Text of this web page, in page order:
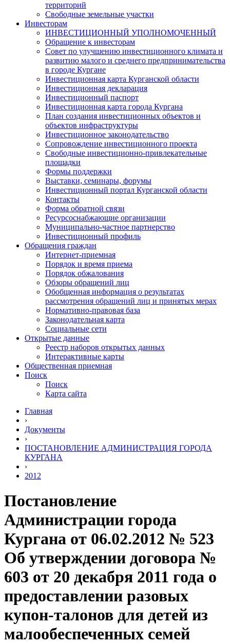
территорий
Свободные земельные участки
Инвесторам
ИНВЕСТИЦИОННЫЙ УПОЛНОМОЧЕННЫЙ
Обращение к инвесторам
Совет по улучшению инвестиционного климата и
развитию малого и среднего предпринимательства
в городе Кургане
Инвестиционная карта Курганской области
Инвестиционная декларация
Инвестиционный паспорт
Инвестиционная карта города Кургана
План создания инвестиционных объектов и
объектов инфраструктуры
Инвестиционное законодательство
Сопровождение инвестиционного проекта
Свободные инвестиционно-привлекательные
площадки
Формы поддержки
Выставки, семинары, форумы
Инвестиционный портал Курганской области
Контакты
Форма обратной связи
Ресурсоснабжающие организации
Муниципально-частное партнерство
Инвестиционный профиль
Обращения граждан
Интернет-приемная
Порядок и время приема
Порядок обжалования
Обзоры обращений лиц
Обобщенная информация о результатах
рассмотрения обращений лиц и принятых мерах
Нормативно-правовая база
Законодательная карта
Социальные сети
Открытые данные
Реестр наборов открытых данных
Интерактивные карты
Общественная приемная
Поиск
Поиск
Карта сайта
Главная
›
Документы
›
ПОСТАНОВЛЕНИЕ АДМИНИСТРАЦИЯ ГОРОДА
КУРГАНА
›
2012
Постановление
Администрации города
Кургана от 06.02.2012 № 523
Об утверждении договора №
603 от 20 декабря 2011 года о
предоставлении разовых
купон-талонов для детей из
малообеспеченных семей